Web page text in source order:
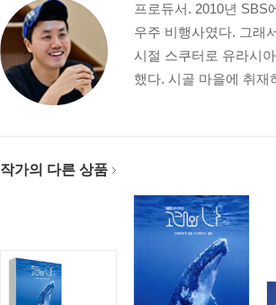
프로듀서. 2010년 SBS
우주 비행사였다. 그래
시절 스쿠터로 유라시
했다. 시골 마을에 취재
작가의 다른 상품